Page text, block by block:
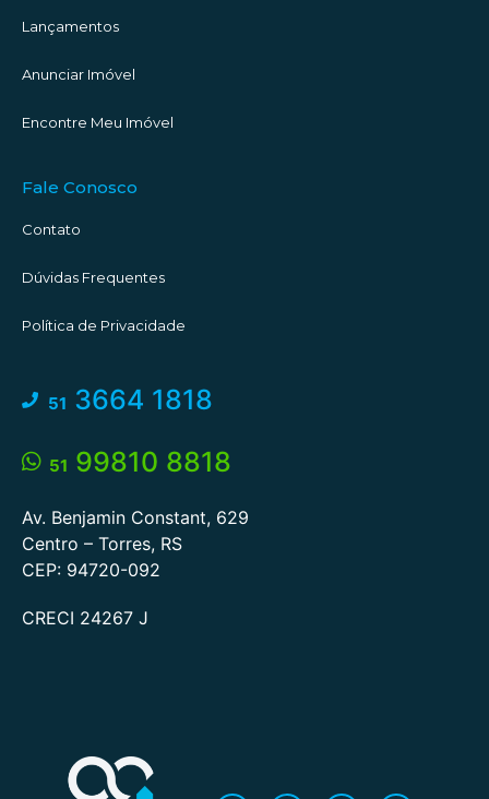
Lançamentos
Anunciar Imóvel
Encontre Meu Imóvel
Fale Conosco
Contato
Dúvidas Frequentes
Política de Privacidade
51 3664 1818
51 99810 8818
Av. Benjamin Constant, 629
Centro – Torres, RS
CEP: 94720-092
CRECI 24267 J